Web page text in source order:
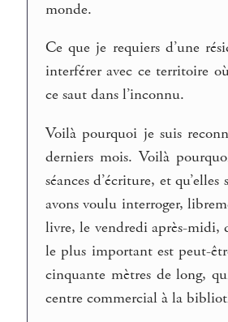
monde.
Ce que je requiers d’une
interférer avec ce territoire
ce saut dans l’inconnu.
Voilà pourquoi je suis
derniers mois. Voilà
séances d’écriture, et
avons voulu interroger,
livre, le vendredi après-midi,
le plus important est peut-
cinquante mètres de long,
centre commercial à la